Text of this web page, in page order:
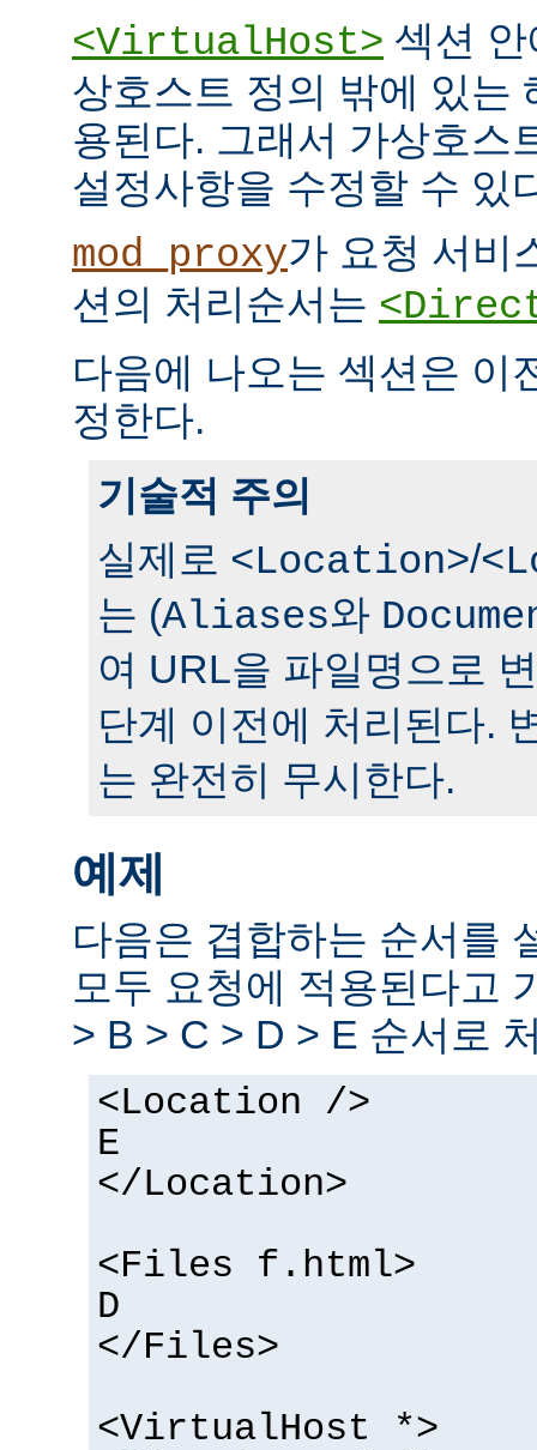
<VirtualHost> 섹션
상호스트 정의 밖에 있는
용된다. 그래서 가상호스
설정사항을 수정할 수 있
mod_proxy가 요청 서비
션의 처리순서는
다음에 나오는 섹션은 이
정한다.
기술적 주의
실제로 <Location>/
는 (Aliases와
여 URL을 파일명으로
단계 이전에 처리된다.
는 완전히 무시한다.
예제
다음은 겹합하는 순서를
모두 요청에 적용된다고
> B > C > D > E 순서로
<Location />
E
</Location>
<Files f.html>
D
</Files>
<VirtualHost *>